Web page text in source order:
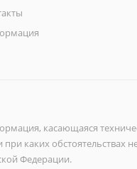
касающаяся
каких обстоятельствах
Федерации.